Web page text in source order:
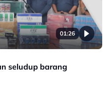
01:26
seludup barang